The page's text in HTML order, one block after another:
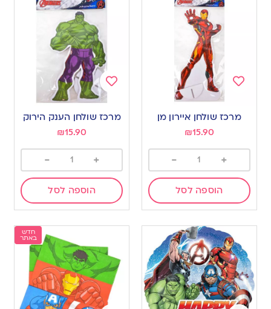
מרכז שולחן איירון מן
₪15.90
+
-
הוספה לסל
Add
to
מרכז שולחן הענק הירוק
₪15.90
+
-
הוספה לסל
חדש
באתר